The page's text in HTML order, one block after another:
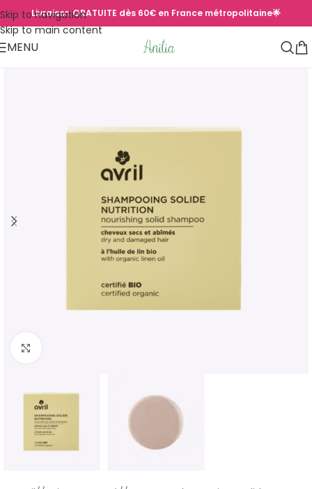
Skip to navigation
Skip to main content
Livraison GRATUITE dès 60€ en France métropolitaine🌟
MENU